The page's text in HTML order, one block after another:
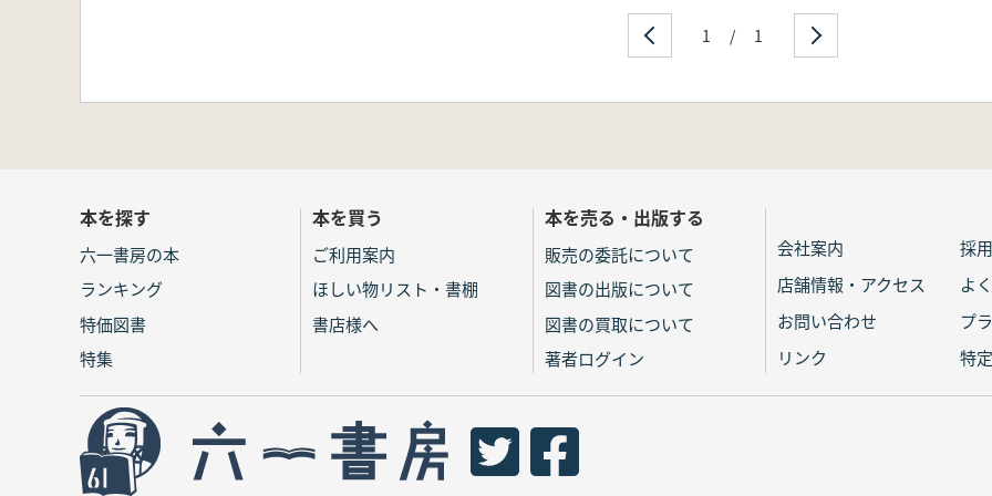
1 / 1
本を探す
六一書房の本
ランキング
特価図書
特集
本を買う
ご利用案内
ほしい物リスト・書棚
書店様へ
本を売る・出版する
販売の委託について
図書の出版について
図書の買取について
著者ログイン
会社案内
採
店舗情報・アクセス
よ
お問い合わせ
プ
リンク
特